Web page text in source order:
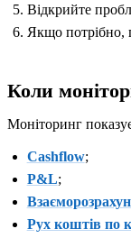
Відкрийте
Якщо потрібно,
Коли
Моніторинг
Cashflow;
P&L;
Рух коштів по